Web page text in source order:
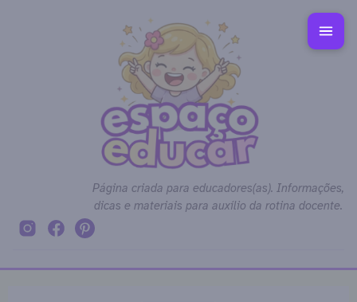
Página criada para educadores(as). Informações,
dicas e materiais para auxílio da rotina docente.